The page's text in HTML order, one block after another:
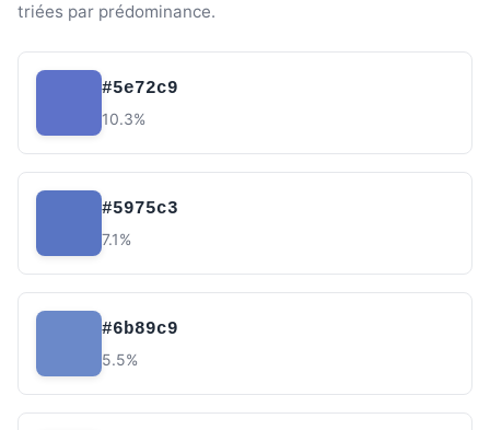
triées par prédominance.
#5e72c9
10.3%
#5975c3
7.1%
#6b89c9
5.5%